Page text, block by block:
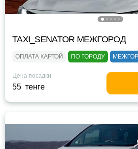
TAXI_SENATOR МЕЖГОРОД
ОПЛАТА КАРТОЙ ПО ГОРОДУ
Цена посадки
55 тенге